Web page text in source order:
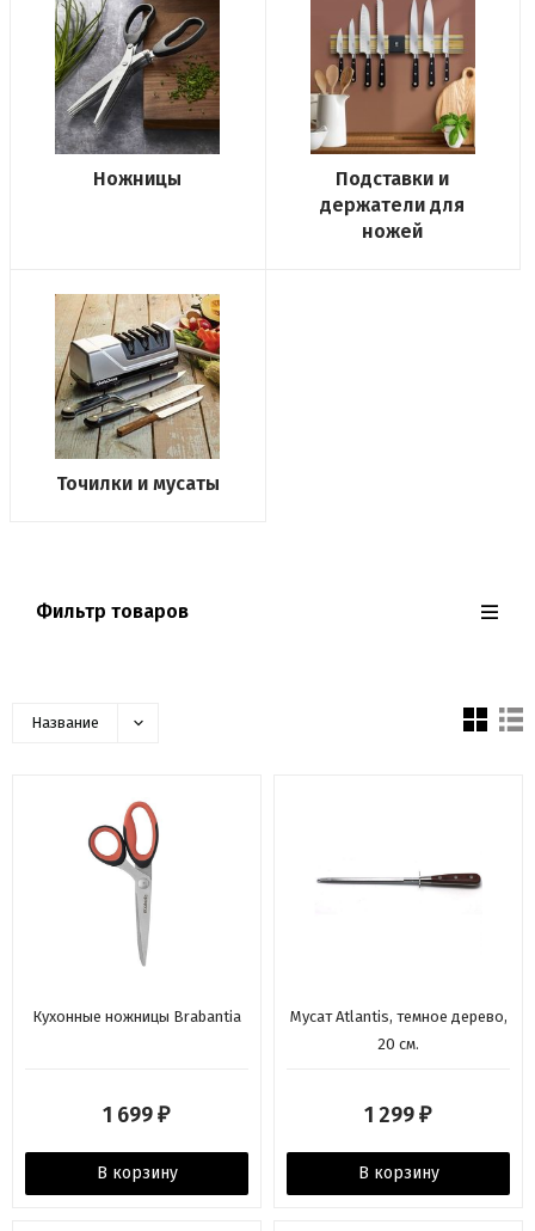
Ножницы
Подставки и
держатели для
ножей
Точилки и мусаты
Фильтр товаров
Название
Кухонные ножницы Brabantia
1 699 ₽
В корзину
Мусат Atlantis, темное дерево,
20 см.
1 299 ₽
В корзину